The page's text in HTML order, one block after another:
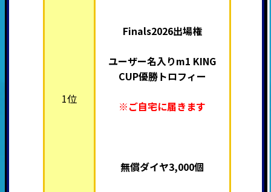
1位
Finals2026出場権
ユーザー名入りm1 KING
CUP優勝トロフィー
※ご自宅に届きます
無償ダイヤ3,000個